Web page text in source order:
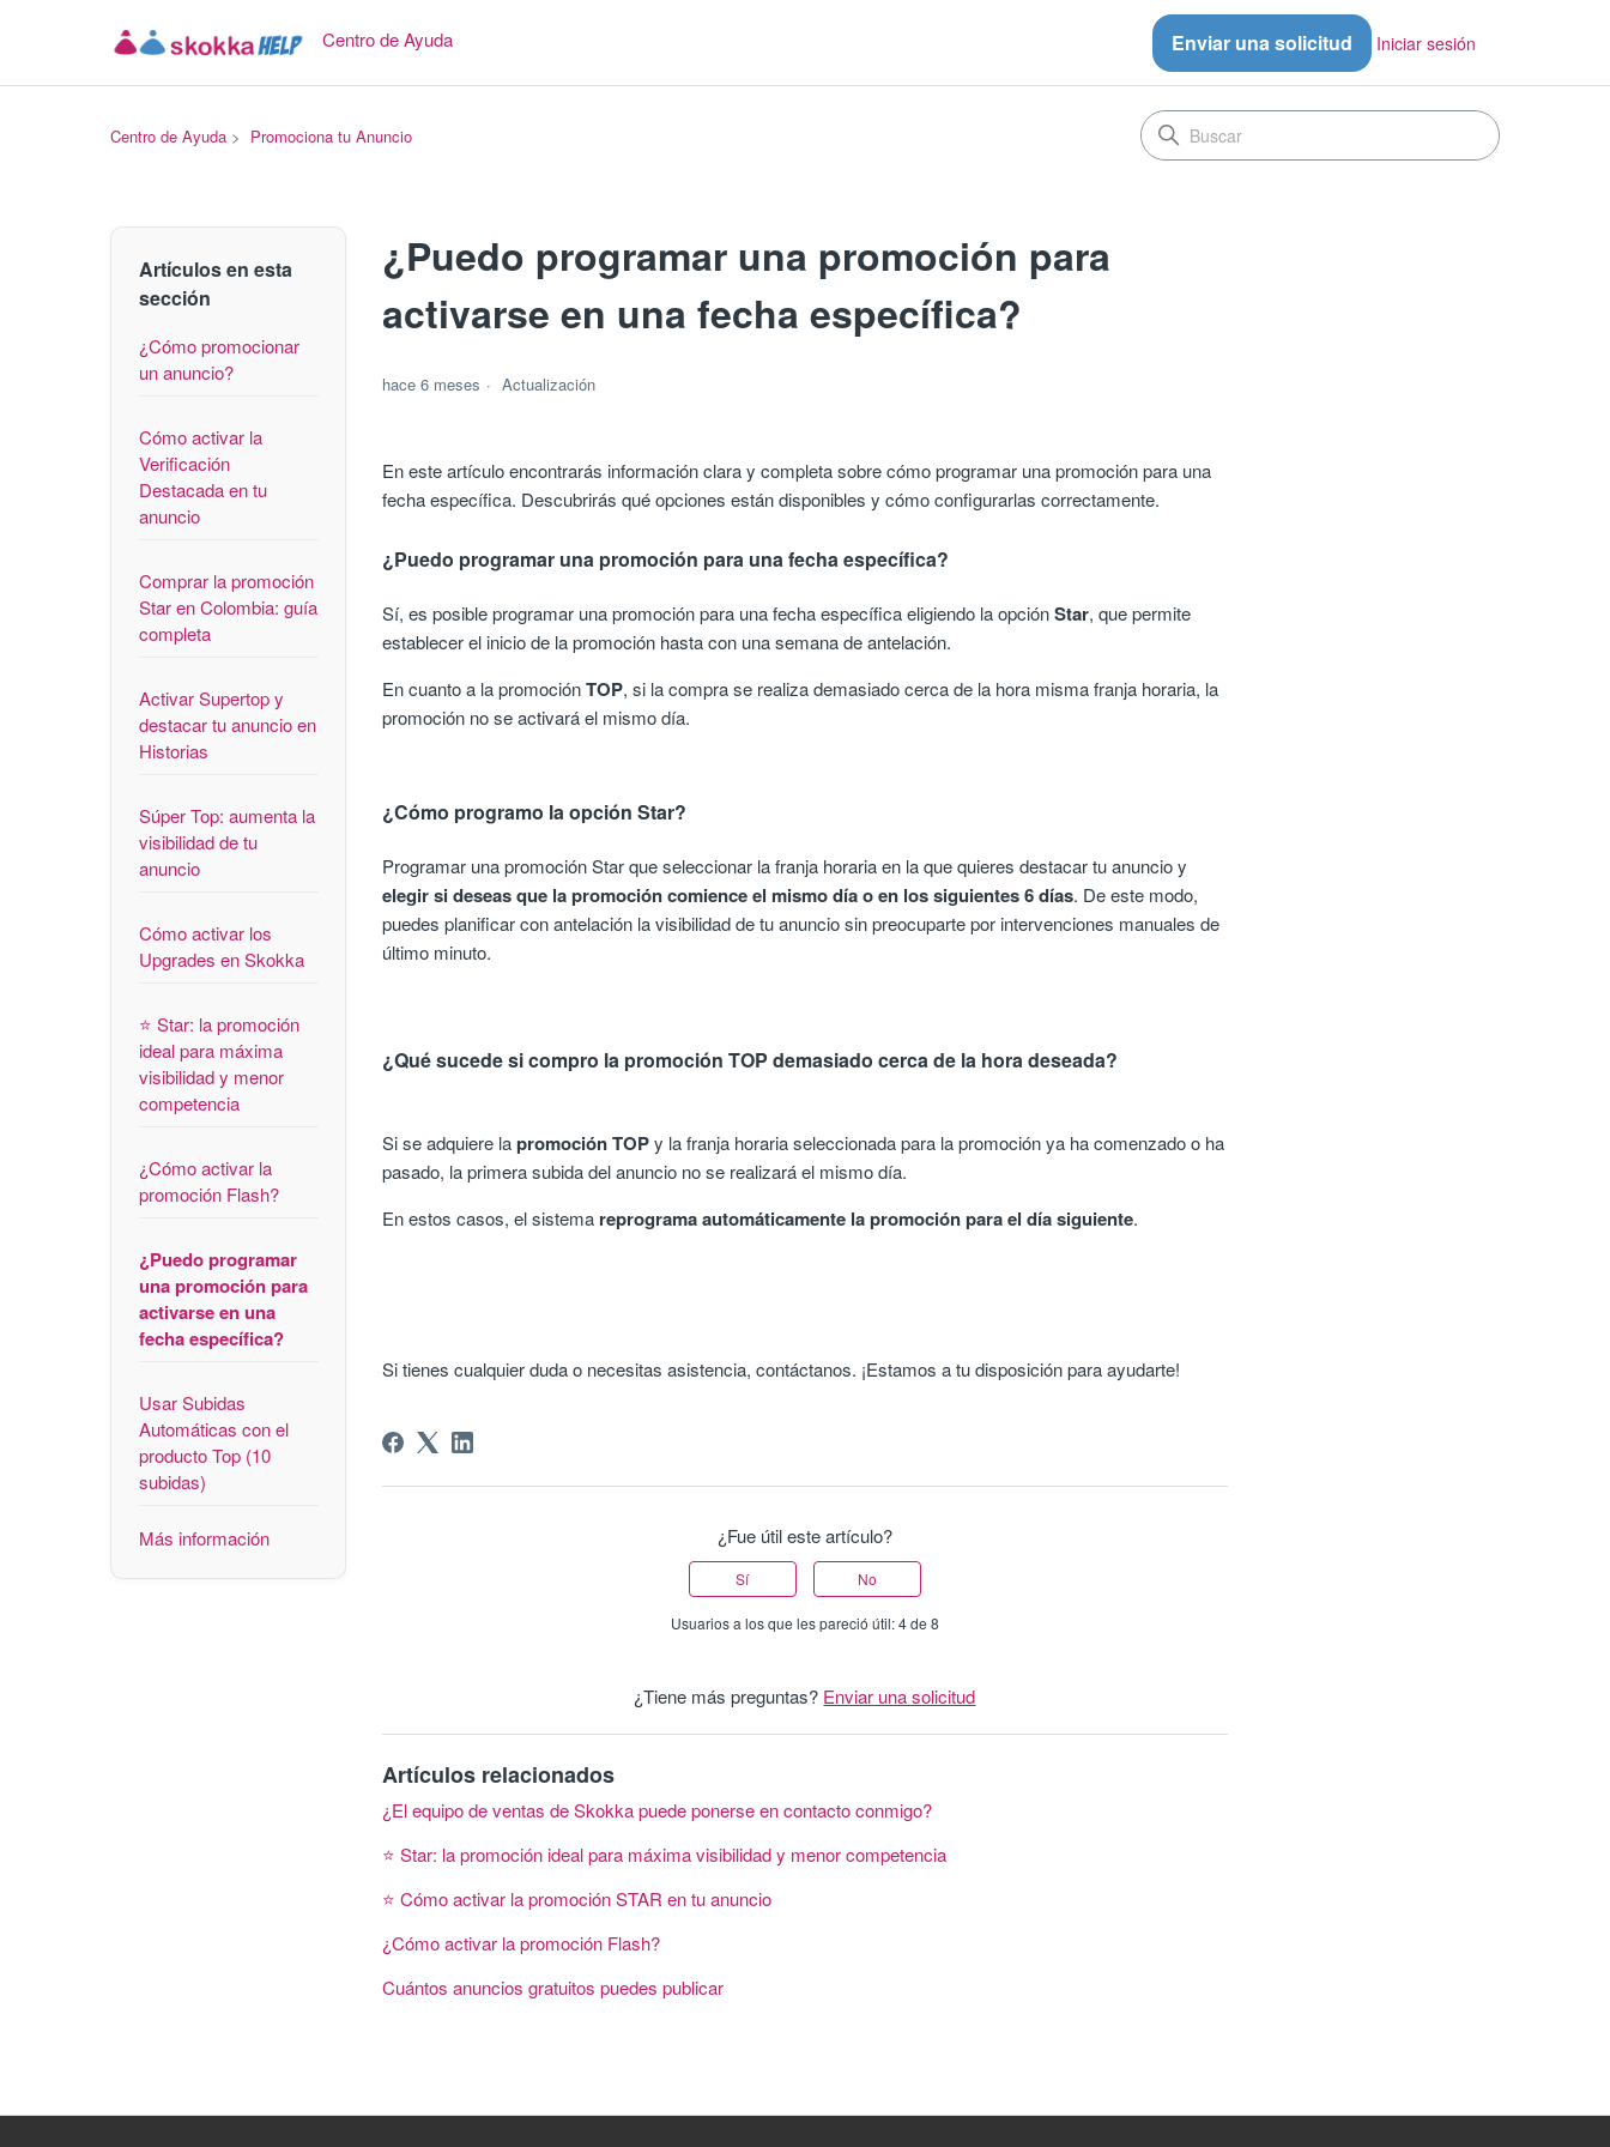
Centro de Ayuda Enviar una solicitud Iniciar sesión
Centro de Ayuda Promociona tu Anuncio
Artículos en esta
sección
¿Cómo promocionar
un anuncio?
Cómo activar la
Verificación
Destacada en tu
anuncio
Comprar la promoción
Star en Colombia: guía
completa
Activar Supertop y
destacar tu anuncio en
Historias
Súper Top: aumenta la
visibilidad de tu
anuncio
Cómo activar los
Upgrades en Skokka
⭐ Star: la promoción
ideal para máxima
visibilidad y menor
competencia
¿Cómo activar la
promoción Flash?
¿Puedo programar
una promoción para
activarse en una
fecha específica?
Usar Subidas
Automáticas con el
producto Top (10
subidas)
Más información
¿Puedo programar una promoción para
activarse en una fecha específica?
hace 6 meses Actualización
En este artículo encontrarás información clara y completa sobre cómo programar una promoción para una
fecha específica. Descubrirás qué opciones están disponibles y cómo configurarlas correctamente.
¿Puedo programar una promoción para una fecha específica?
Sí, es posible programar una promoción para una fecha específica eligiendo la opciónStar, que permite
establecer el inicio de la promoción hasta con una semana de antelación.
En cuanto a la promociónTOP, si la compra se realiza demasiado cerca de la hora misma franja horaria, la
promoción no se activará el mismo día.
¿Cómo programo la opción Star?
Programar una promoción Star que seleccionar la franja horaria en la que quieres destacar tu anuncio y
elegir si deseas que la promoción comience el mismo día o en los siguientes 6 días. De este modo,
puedes planificar con antelación la visibilidad de tu anuncio sin preocuparte por intervenciones manuales de
último minuto.
¿Qué sucede si compro la promoción TOP demasiado cerca de la hora deseada?
Si se adquiere lapromoción TOPy la franja horaria seleccionada para la promoción ya ha comenzado o ha
pasado, la primera subida del anuncio no se realizará el mismo día.
En estos casos, el sistema reprograma automáticamente la promoción para el día siguiente.
Si tienes cualquier duda o necesitas asistencia, contáctanos. ¡Estamos a tu disposición para ayudarte!
¿Fue útil este artículo?
Sí No
Usuarios a los que les pareció útil: 4 de 8
¿Tiene más preguntas? Enviar una solicitud
Artículos relacionados
¿El equipo de ventas de Skokka puede ponerse en contacto conmigo?
⭐ Star: la promoción ideal para máxima visibilidad y menor competencia
⭐ Cómo activar la promoción STAR en tu anuncio
¿Cómo activar la promoción Flash?
Cuántos anuncios gratuitos puedes publicar